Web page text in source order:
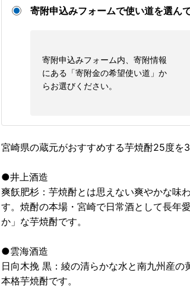
寄附申込みフォームで使い道を選ん
寄附申込みフォーム内、寄附情報
にある「寄附金の希望使い道」か
らお選びください。
宮崎県の蔵元がおすすめする芋焼酎25度を
●井上酒造
爽飫肥杉：芋焼酎とは思えない爽やかな味
す。焼酎の本場・宮崎で日常酒として長年
か」な芋焼酎です。
●雲海酒造
日向木挽 黒：綾の清らかな水と南九州産
本格芋焼酎です。